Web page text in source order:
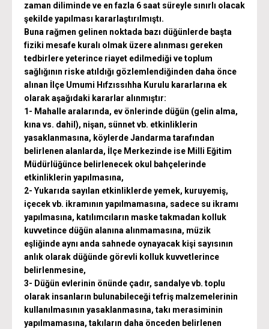
zaman diliminde ve en fazla 6 saat süreyle sınırlı olacak
şekilde yapılması kararlaştırılmıştı.
Buna rağmen gelinen noktada bazı düğünlerde başta
fiziki mesafe kuralı olmak üzere alınması gereken
tedbirlere yeterince riayet edilmediği ve toplum
sağlığının riske atıldığı gözlemlendiğinden daha önce
alınan İlçe Umumi Hıfzıssıhha Kurulu kararlarına ek
olarak aşağıdaki kararlar alınmıştır:
1- Mahalle aralarında, ev önlerinde düğün (gelin alma,
kına vs. dahil), nişan, sünnet vb. etkinliklerin
yasaklanmasına, köylerde Jandarma tarafından
belirlenen alanlarda, İlçe Merkezinde ise Milli Eğitim
Müdürlüğünce belirlenecek okul bahçelerinde
etkinliklerin yapılmasına,
2- Yukarıda sayılan etkinliklerde yemek, kuruyemiş,
içecek vb. ikramının yapılmamasına, sadece su ikramı
yapılmasına, katılımcıların maske takmadan kolluk
kuvvetince düğün alanına alınmamasına, müzik
eşliğinde aynı anda sahnede oynayacak kişi sayısının
anlık olarak düğünde görevli kolluk kuvvetlerince
belirlenmesine,
3- Düğün evlerinin önünde çadır, sandalye vb. toplu
olarak insanların bulunabileceği tefriş malzemelerinin
kullanılmasının yasaklanmasına, takı merasiminin
yapılmamasına, takıların daha önceden belirlenen